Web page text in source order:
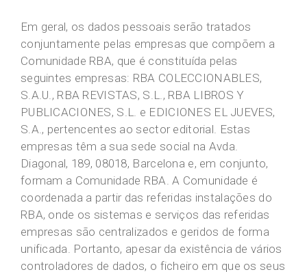
Em geral, os dados pessoais serão tratados
conjuntamente pelas empresas que compõem a
Comunidade RBA, que é constituída pelas
seguintes empresas: RBA COLECCIONABLES,
S.A.U., RBA REVISTAS, S.L., RBA LIBROS Y
PUBLICACIONES, S.L. e EDICIONES EL JUEVES,
S.A., pertencentes ao sector editorial. Estas
empresas têm a sua sede social na Avda.
Diagonal, 189, 08018, Barcelona e, em conjunto,
formam a Comunidade RBA. A Comunidade é
coordenada a partir das referidas instalações do
RBA, onde os sistemas e serviços das referidas
empresas são centralizados e geridos de forma
unificada. Portanto, apesar da existência de vários
controladores de dados, o ficheiro em que os seus